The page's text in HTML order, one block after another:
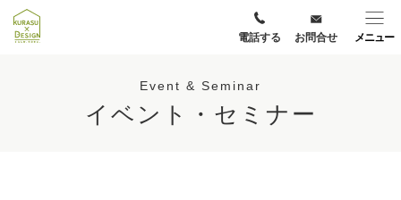
メニュー
電話する お問合せ
Event & Seminar
イベント・セミナー